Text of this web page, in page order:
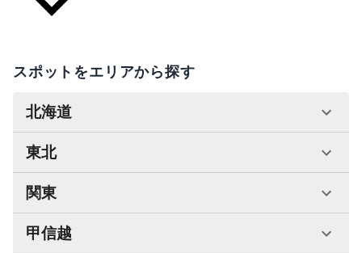
スポットをエリアから探す
北海道
東北
関東
甲信越